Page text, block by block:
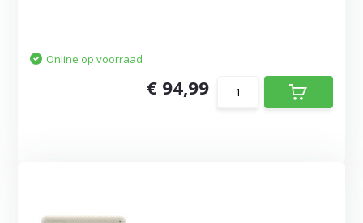
Online op voorraad
€ 94,99